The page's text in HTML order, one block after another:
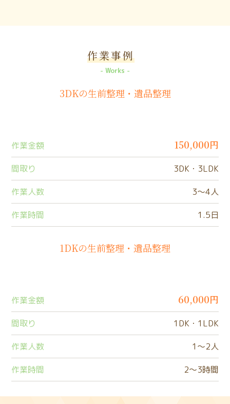
作業事例
Works
3DKの生前整理・遺品整理
作業金額 150,000円
間取り 3DK・3LDK
作業人数 3〜4人
作業時間 1.5日
1DKの生前整理・遺品整理
作業金額 60,000円
間取り 1DK・1LDK
作業人数 1〜2人
作業時間 2〜3時間